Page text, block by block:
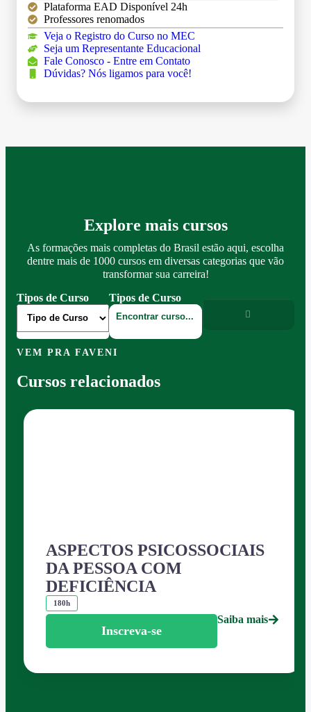
Plataforma EAD Disponível 24h
Professores renomados
Veja o Registro do Curso no MEC
Seja um Representante Educacional
Fale Conosco - Entre em Contato
Dúvidas? Nós ligamos para você!
Explore mais cursos
As formações mais completas do Brasil estão aqui, escolha
dentre mais de 1000 cursos em diversas categorias que vão
transformar sua carreira!
Tipos de Curso
Tipos de Curso
VEM PRA FAVENI
Cursos relacionados
ASPECTOS PSICOSSOCIAIS
DA PESSOA COM
DEFICIÊNCIA
180h
Inscreva-se
Saiba mais